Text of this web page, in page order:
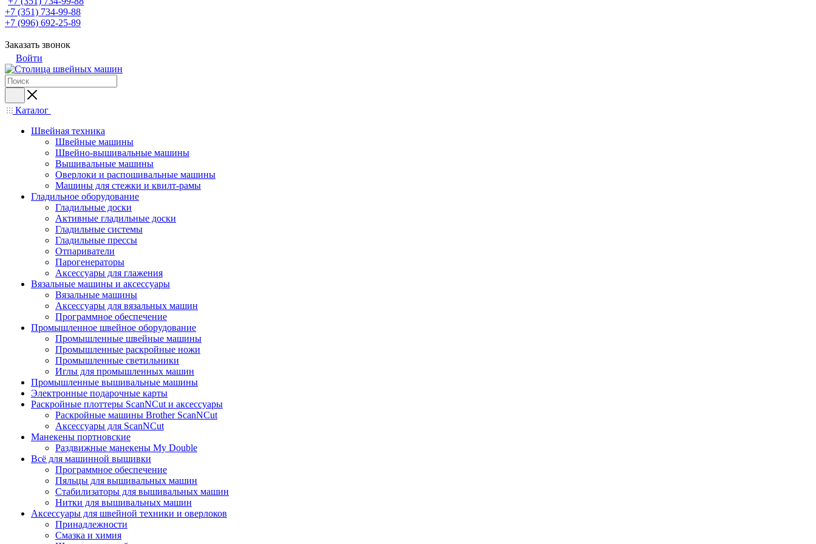
+7 (351) 734-99-88
+7 (996) 692-25-89
Заказать звонок
Войти
Каталог
Швейная техника
Швейные машины
Швейно-вышивальные машины
Вышивальные машины
Оверлоки и распошивальные машины
Машины для стежки и квилт-рамы
Гладильное оборудование
Гладильные доски
Активные гладильные доски
Гладильные системы
Гладильные прессы
Отпариватели
Парогенераторы
Аксессуары для глажения
Вязальные машины и аксессуары
Вязальные машины
Аксессуары для вязальных машин
Программное обеспечение
Промышленное швейное оборудование
Промышленные швейные машины
Промышленные раскройные ножи
Промышленные светильники
Иглы для промышленных машин
Промышленные вышивальные машины
Электронные подарочные карты
Раскройные плоттеры ScanNCut и аксессуары
Раскройные машины Brother ScanNCut
Аксессуары для ScanNCut
Манекены портновские
Раздвижные манекены My Double
Всё для машинной вышивки
Программное обеспечение
Пяльцы для вышивальных машин
Стабилизаторы для вышивальных машин
Нитки для вышивальных машин
Аксессуары для швейной техники и оверлоков
Принадлежности
Смазка и химия